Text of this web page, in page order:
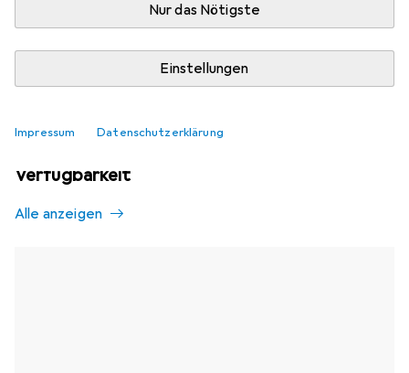
Nur das Nötigste
Einstellungen
Impressum Datenschutzerklärung
Verfügbarkeit
Alle anzeigen